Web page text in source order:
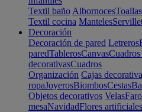
Textil baño AlbornocesToallas
Textil cocina Manteles
Decoración
Decoración de pared Letreros
paredTablerosCanvas
decorativasCuadros
Organización Cajas
ropaJoyerosBiombosCestas
Objetos decorativos Velas
mesaNavidadFlores artificiales